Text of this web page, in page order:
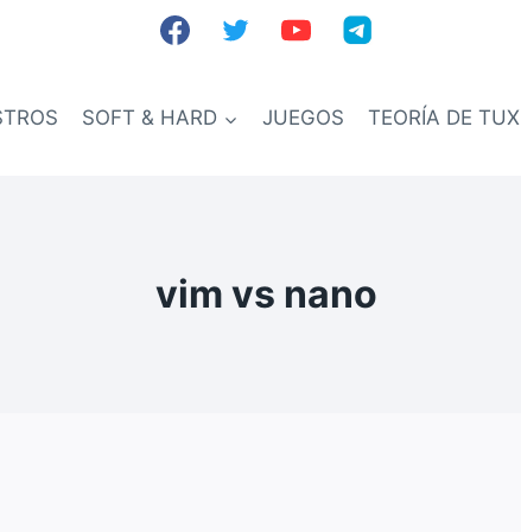
SOFT & HARD JUEGOS TEORÍA DE TUX
vim vs nano